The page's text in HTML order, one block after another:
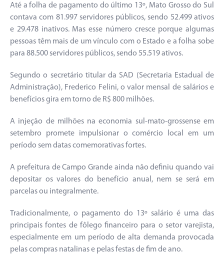
Até a folha de pagamento do último 13º, Mato Grosso do Sul
contava com 81.997 servidores públicos, sendo 52.499 ativos
e 29.478 inativos. Mas esse número cresce porque algumas
pessoas têm mais de um vínculo com o Estado e a folha sobe
para 88.500 servidores públicos, sendo 55.519 ativos.
Segundo o secretário titular da SAD (Secretaria Estadual de
Administração), Frederico Felini, o valor mensal de salários e
benefícios gira em torno de R$ 800 milhões.
A injeção de milhões na economia sul-mato-grossense em
setembro promete impulsionar o comércio local em um
período sem datas comemorativas fortes.
A prefeitura de Campo Grande ainda não definiu quando vai
depositar os valores do benefício anual, nem se será em
parcelas ou integralmente.
Tradicionalmente, o pagamento do 13º salário é uma das
principais fontes de fôlego financeiro para o setor varejista,
especialmente em um período de alta demanda provocada
pelas compras natalinas e pelas festas de fim de ano.